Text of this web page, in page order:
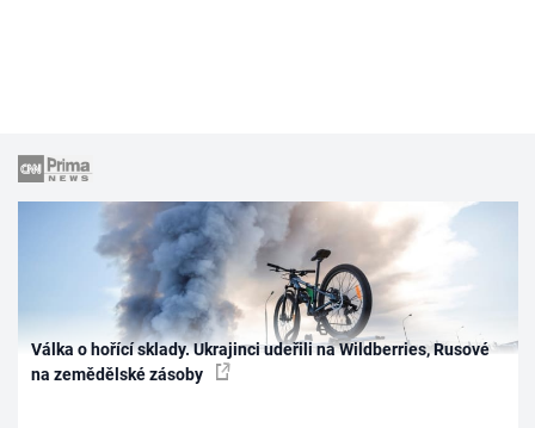
Válka o hořící sklady. Ukrajinci udeřili na Wildberries, Rusové
na zemědělské zásoby